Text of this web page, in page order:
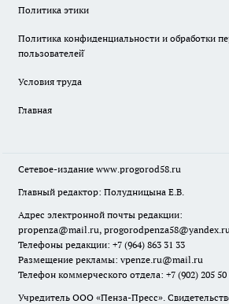
Политика этики
Политика конфиденциальности и обработки
пользователей̆
Условия труда
Главная
Сетевое-издание www.progorod58.ru
Главный редактор: Полудницына Е.В.
Адрес электронной почты редакции:
propenza@mail.ru,
Телефоны редакции: +7 (964) 863 31 33
Размещение рекламы: vpenze.ru@mail.ru
Телефон коммерческого отдела: +7 (902) 205 50
Учредитель ООО «Пенза-Пресс».